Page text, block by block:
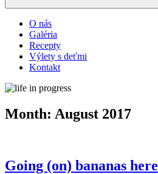
O nás
Galéria
Recepty
Výlety s deťmi
Kontakt
Month: August 2017
Going (on) bananas here